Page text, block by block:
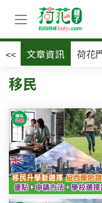
<< 文章資訊 荷花
移民